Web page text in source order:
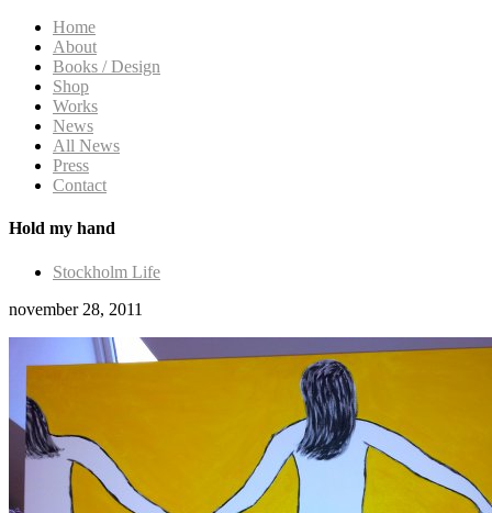
Home
About
Books / Design
Shop
Works
News
All News
Press
Contact
Hold my hand
Stockholm Life
november 28, 2011